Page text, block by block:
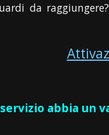
da
abbia un